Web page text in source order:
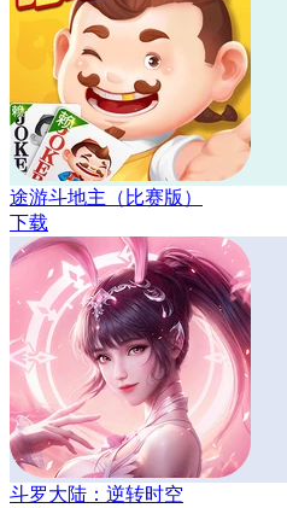
途游斗地主（比赛版）
下载
斗罗大陆：逆转时空